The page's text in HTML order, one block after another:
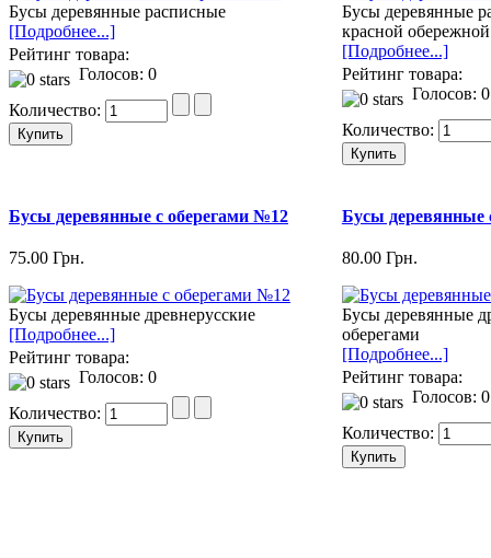
Бусы деревянные расписные
[Подробнее...]
Рейтинг товара:
Голосов: 0
Количество:
Бусы деревянные
красной
[Подробнее...]
Рейтинг товара:
Голосов: 0
Количество:
Бусы деревянные с оберегами №12
75.00 Грн.
Бусы деревянные древнерусские
[Подробнее...]
Рейтинг товара:
Голосов: 0
Количество:
Бусы деревянные
80.00 Грн.
Бусы деревянные
оберегами
[Подробнее...]
Рейтинг товара:
Голосов: 0
Количество: